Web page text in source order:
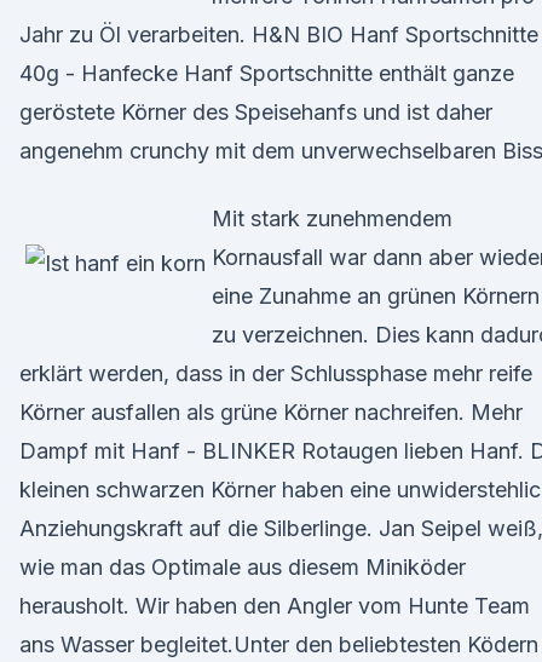
Jahr zu Öl verarbeiten. H&N BIO Hanf Sportschnitte
40g - Hanfecke Hanf Sportschnitte enthält ganze
geröstete Körner des Speisehanfs und ist daher
angenehm crunchy mit dem unverwechselbaren
Mit stark zunehmendem
Kornausfall war dann aber
eine Zunahme an grünen Körnern
zu verzeichnen. Dies kann
erklärt werden, dass in der Schlussphase mehr reife
Körner ausfallen als grüne Körner nachreifen. Mehr
Dampf mit Hanf - BLINKER Rotaugen lieben Hanf.
kleinen schwarzen Körner haben eine
Anziehungskraft auf die Silberlinge. Jan Seipel weiß,
wie man das Optimale aus diesem Miniköder
herausholt. Wir haben den Angler vom Hunte Team
ans Wasser begleitet.Unter den beliebtesten Ködern